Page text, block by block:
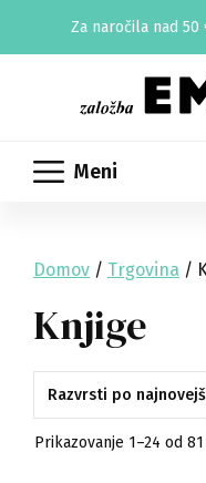
Za naročila nad
Meni
Domov / Trgovina /
Knjige
Prikazovanje 1–24 od